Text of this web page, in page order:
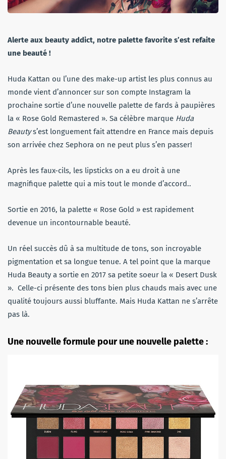
Alerte aux beauty addict, notre palette favorite s’est refaite
une beauté !
Huda Kattan ou l’une des make-up artist les plus connus au
monde vient d’annoncer sur son compte Instagram la
prochaine sortie d’une nouvelle palette de fards à paupières
la « Rose Gold Remastered ». Sa célèbre marque Huda
Beautys’est longuement fait attendre en France mais depuis
son arrivée chez Sephora on ne peut plus s’en passer!
Après les faux-cils, les lipsticks on a eu droit à une
magnifique palette qui a mis tout le monde d’accord..
Sortie en 2016, la palette « Rose Gold » est rapidement
devenue un incontournable beauté.
Un réel succès dû à sa multitude de tons, son incroyable
pigmentation et sa longue tenue. A tel point que la marque
Huda Beauty a sortie en 2017 sa petite soeur la « Desert Dusk
». Celle-ci présente des tons bien plus chauds mais avec une
qualité toujours aussi bluffante. Mais Huda Kattan ne s’arrête
pas là.
Une nouvelle formule pour une nouvelle palette :